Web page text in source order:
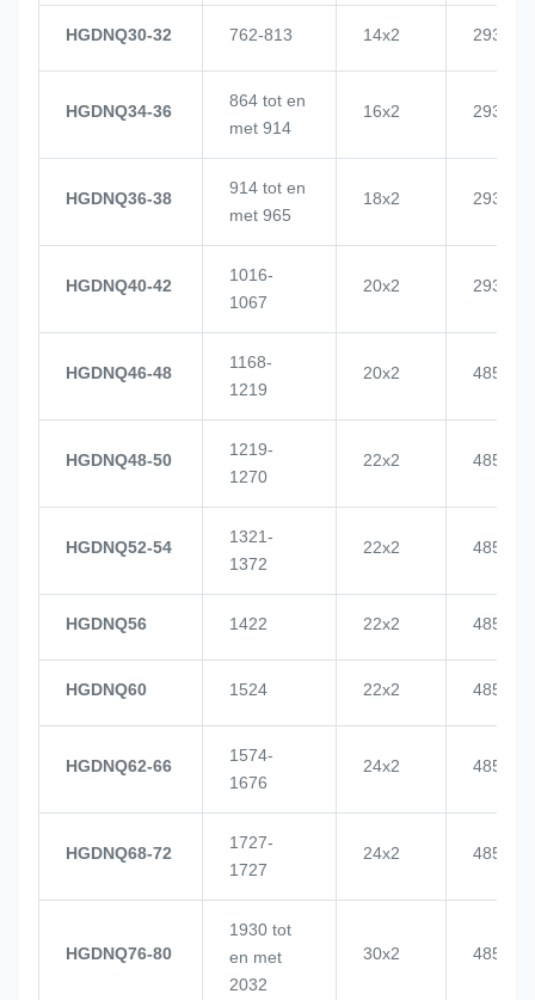
HGDNQ30-32 762-813 14x2 2937
HGDNQ34-36
864 tot en
met 914
16x2 2937
HGDNQ36-38
914 tot en
met 965
18x2 2937
HGDNQ40-42
1016-
1067
20x2 2937
HGDNQ46-48
1168-
1219
20x2 4855
HGDNQ48-50
1219-
1270
22x2 4855
HGDNQ52-54
1321-
1372
22x2 4855
HGDNQ56 1422 22x2 4855
HGDNQ60 1524 22x2 4855
HGDNQ62-66
1574-
1676
24x2 4855
HGDNQ68-72
1727-
1727
24x2 4855
HGDNQ76-80
1930 tot
en met
2032
30x2 4855